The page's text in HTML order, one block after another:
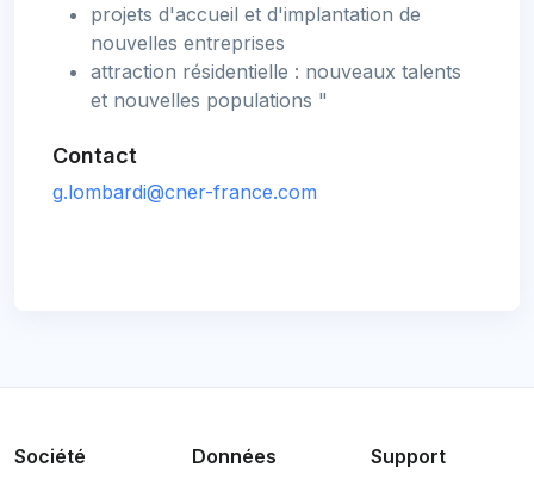
projets d'accueil et d'implantation de
nouvelles entreprises
attraction résidentielle : nouveaux talents
et nouvelles populations "
Contact
g.lombardi@cner-france.com
Société Données Support